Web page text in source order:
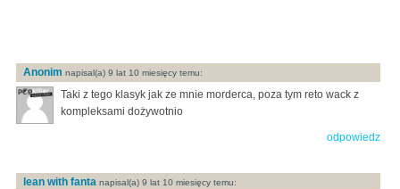
Anonim napisal(a) 9 lat 10 miesięcy temu:
Taki z tego klasyk jak ze mnie morderca, poza tym reto wack z
kompleksami dożywotnio
odpowiedz
lean with fanta napisal(a) 9 lat 10 miesięcy temu: